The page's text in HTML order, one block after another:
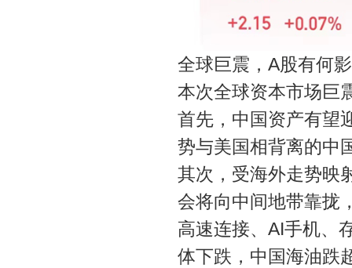
全球巨震，A股有何
本次全球资本市场巨
首先，中国资产有望
势与美国相背离的中
其次，受海外走势映
会将向中间地带靠拢
高速连接、AI手机、
体下跌，中国海油跌